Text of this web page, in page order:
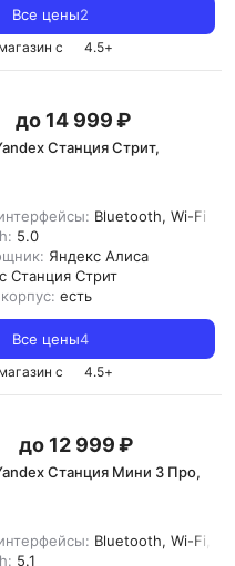
Все цены2
с 4.5+
до 14 999 ₽
Станция Стрит,
Bluetooth, Wi-Fi
5.0
Яндекс Алиса
Станция Стрит
есть
Все цены4
с 4.5+
до 12 999 ₽
Станция Мини 3 Про,
Bluetooth, Wi-Fi,
5.1